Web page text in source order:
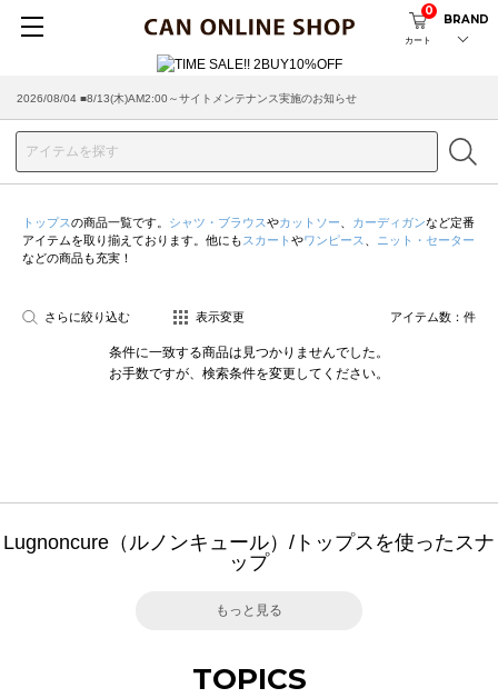
カート
0
BRAND
2026/08/04 ■8/13(木)AM2:00～サイトメンテナンス実施のお知らせ
トップスの商品一覧です。 シャツ・ブラウスやカットソー カーディガンなど定番
アイテムを取り揃えております。他にも スカート やワンピース
ニット・セーター
などの商品も充実！
さらに絞り込む 表示変更 アイテム数： 件
条件に一致する商品は見つかりませんでした。
お手数ですが、検索条件を変更してください。
Lugnoncure（ルノンキュール）/トップスを使ったスナ
ップ
もっと見る
TOPICS